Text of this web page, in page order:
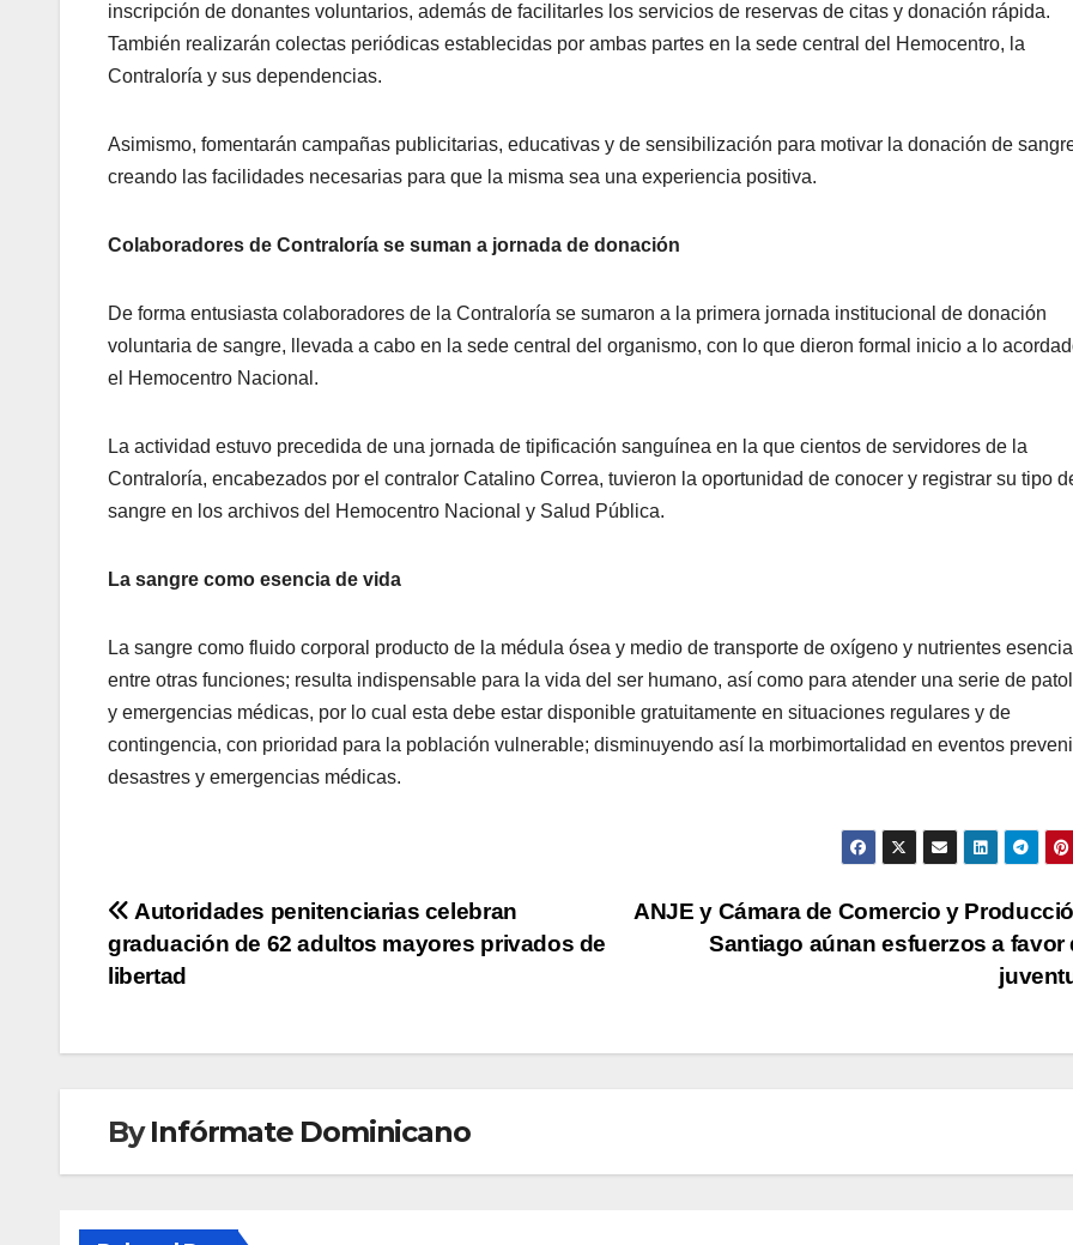
inscripción de donantes voluntarios, además de facilitarles los servicios de reservas de citas y donación rápida.
También realizarán colectas periódicas establecidas por ambas partes en la sede central del Hemocentro, la
Contraloría y sus dependencias.
Asimismo, fomentarán campañas publicitarias, educativas y de sensibilización para motivar la donación de
creando las facilidades necesarias para que la misma sea una experiencia positiva.
Colaboradores de Contraloría se suman a jornada de donación
De forma entusiasta colaboradores de la Contraloría se sumaron a la primera jornada institucional de donación
voluntaria de sangre, llevada a cabo en la sede central del organismo, con lo que dieron formal inicio a lo
el Hemocentro Nacional.
La actividad estuvo precedida de una jornada de tipificación sanguínea en la que cientos de servidores de la
Contraloría, encabezados por el contralor Catalino Correa, tuvieron la oportunidad de conocer y registrar su tipo
sangre en los archivos del Hemocentro Nacional y Salud Pública.
La sangre como esencia de vida
La sangre como fluido corporal producto de la médula ósea y medio de transporte de oxígeno y nutrientes
entre otras funciones; resulta indispensable para la vida del ser humano, así como para atender una serie de
y emergencias médicas, por lo cual esta debe estar disponible gratuitamente en situaciones regulares y de
contingencia, con prioridad para la población vulnerable; disminuyendo así la morbimortalidad en eventos
desastres y emergencias médicas.
Navegación
de
ANJE y Cámara de Comercio y
Santiago aúnan esfuerzos a favor
Autoridades penitenciarias celebran
graduación de 62 adultos mayores privados de
libertad
ByInfórmate Dominicano